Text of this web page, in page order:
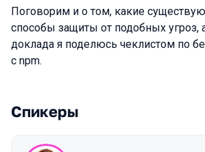
Поговорим и о том, какие
способы защиты от подобных угроз,
доклада я поделюсь чеклистом по
с npm.
Спикеры